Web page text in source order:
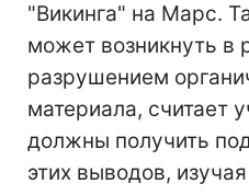
"Викинга" на Марс.
может возникнуть в
разрушением
материала, считает
должны получить
этих выводов, изучая